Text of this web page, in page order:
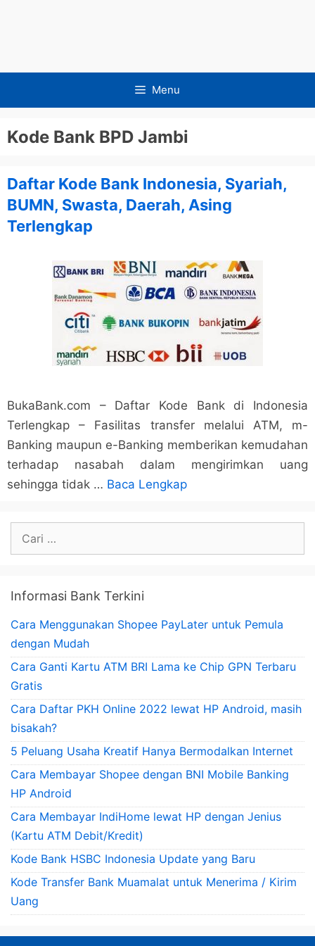
Menu
Kode Bank BPD Jambi
Daftar Kode Bank Indonesia, Syariah,
BUMN, Swasta, Daerah, Asing
Terlengkap
BukaBank.com – Daftar Kode Bank di Indonesia
Terlengkap – Fasilitas transfer melalui ATM, m-
Banking maupun e-Banking memberikan kemudahan
terhadap nasabah dalam mengirimkan uang
sehingga tidak … Baca Lengkap
Cari
Informasi Bank Terkini
Cara Menggunakan Shopee PayLater untuk Pemula
dengan Mudah
Cara Ganti Kartu ATM BRI Lama ke Chip GPN Terbaru
Gratis
Cara Daftar PKH Online 2022 lewat HP Android, masih
bisakah?
5 Peluang Usaha Kreatif Hanya Bermodalkan Internet
Cara Membayar Shopee dengan BNI Mobile Banking
HP Android
Cara Membayar IndiHome lewat HP dengan Jenius
(Kartu ATM Debit/Kredit)
Kode Bank HSBC Indonesia Update yang Baru
Kode Transfer Bank Muamalat untuk Menerima / Kirim
Uang